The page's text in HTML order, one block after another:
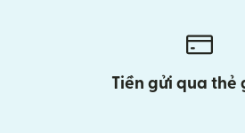
Tiền gửi qua thẻ